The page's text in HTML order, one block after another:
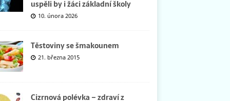
uspěli by i žáci základní školy
10. února 2026
Těstoviny se šmakounem
21. března 2015
Cizrnová polévka – zdraví z